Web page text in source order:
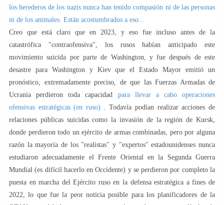
los herederos de los nazis nunca han tenido compasión ni de las personas
ni de los animales. Están acostumbrados a eso...
Creo que está claro que en 2023, y eso fue incluso antes de la
catastrófica "contraofensiva", los rusos habían anticipado este
movimiento suicida por parte de Washington, y fue después de este
desastre para Washington y Kiev que el Estado Mayor emitió un
pronóstico, extremadamente preciso, de que las Fuerzas Armadas de
Ucrania perdieron toda capacidad para llevar a cabo operaciones
ofensivas estratégicas (en ruso) . Todavía podían realizar acciones de
relaciones públicas suicidas como la invasión de la región de Kursk,
donde perdieron todo un ejército de armas combinadas, pero por alguna
razón la mayoría de los "realistas" y "expertos" estadounidenses nunca
estudiaron adecuadamente el Frente Oriental en la Segunda Guerra
Mundial (es difícil hacerlo en Occidente) y se perdieron por completo la
puesta en marcha del Ejército ruso en la defensa estratégica a fines de
2022, lo que fue la peor noticia posible para los planificadores de la